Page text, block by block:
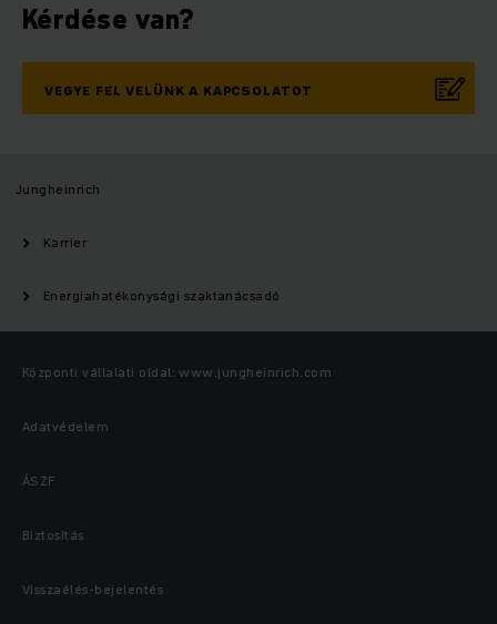
Kérdése van?
VEGYE FEL VELÜNK A KAPCSOLATOT
Jungheinrich
Karrier
Energiahatékonysági szaktanácsadó
Központi vállalati oldal: www.jungheinrich.com
Adatvédelem
ÁSZF
Biztosítás
Visszaélés-bejelentés